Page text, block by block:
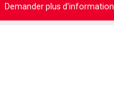
Demander plus d'information